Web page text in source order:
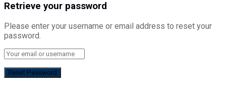
Retrieve your password
Please enter your username or email address to reset your
password.